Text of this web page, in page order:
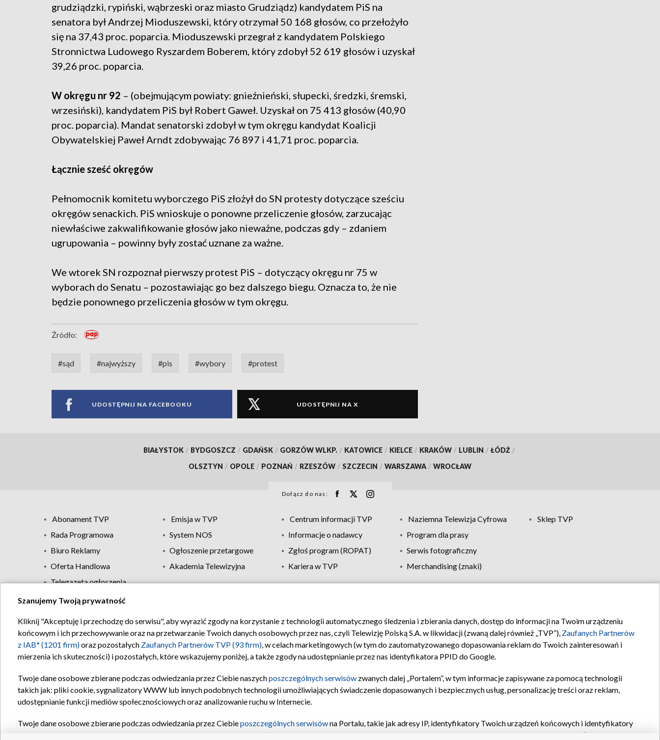
grudziądzki, rypiński, wąbrzeski oraz miasto Grudziądz) kandydatem PiS na
senatora był Andrzej Mioduszewski, który otrzymał 50 168 głosów, co przełożyło
się na 37,43 proc. poparcia. Mioduszewski przegrał z kandydatem Polskiego
Stronnictwa Ludowego Ryszardem Boberem, który zdobył 52 619 głosów i uzyskał
39,26 proc. poparcia.
W okręgu nr 92 – (obejmującym powiaty: gnieźnieński, słupecki, średzki, śremski,
wrzesiński), kandydatem PiS był Robert Gaweł. Uzyskał on 75 413 głosów (40,90
proc. poparcia). Mandat senatorski zdobył w tym okręgu kandydat Koalicji
Obywatelskiej Paweł Arndt zdobywając 76 897 i 41,71 proc. poparcia.
Łącznie sześć okręgów
Pełnomocnik komitetu wyborczego PiS złożył do SN protesty dotyczące sześciu
okręgów senackich. PiS wnioskuje o ponowne przeliczenie głosów, zarzucając
niewłaściwe zakwalifikowanie głosów jako nieważne, podczas gdy – zdaniem
ugrupowania – powinny były zostać uznane za ważne.
We wtorek SN rozpoznał pierwszy protest PiS – dotyczący okręgu nr 75 w
wyborach do Senatu – pozostawiając go bez dalszego biegu. Oznacza to, że nie
będzie ponownego przeliczenia głosów w tym okręgu.
Źródło:
#sąd #najwyższy #pis #wybory #protest
UDOSTĘPNIJ NA FACEBOOKU UDOSTĘPNIJ NA X
BIAŁYSTOK / BYDGOSZCZ / GDAŃSK / GORZÓW WLKP. / KATOWICE / KIELCE / KRAKÓW / LUBLIN / ŁÓDŹ /
OLSZTYN / OPOLE / POZNAŃ / RZESZÓW / SZCZECIN / WARSZAWA / WROCŁAW
Dołącz do nas:
Abonament TVP Emisja w TVP Centrum informacji TVP Naziemna Telewizja Cyfrowa
Sklep TVP
Rada Programowa
System NOS Informacje o nadawcy
Program dla prasy
Biuro Reklamy
Ogłoszenie przetargowe Zgłoś program (ROPAT)
Serwis fotograficzny
Oferta Handlowa
Akademia Telewizyjna Kariera w TVP
Merchandising (znaki)
Telegazeta ogłoszenia
Regulamin TVP Polityka prywatności Moje zgody Pomoc Biuro reklamy Kontakt
Szanujemy Twoją prywatność
Kliknij "Akceptuję i przechodzę do serwisu", aby wyrazić zgody na korzystanie z technologii automatycznego śledzenia i zbierania danych, dostęp do informacji na Twoim urządzeniu
końcowym i ich przechowywanie oraz na przetwarzanie Twoich danych osobowych przez nas, czyli Telewizję Polską S.A. w likwidacji (zwaną dalej również „TVP”), Zaufanych Partnerów
z IAB* (1201 firm)oraz pozostałych Zaufanych Partnerów TVP (93 firm), w celach marketingowych (w tym do zautomatyzowanego dopasowania reklam do Twoich zainteresowań i
mierzenia ich skuteczności) i pozostałych, które wskazujemy poniżej, a także zgody na udostępnianie przez nas identyfikatora PPID do Google.
Twoje dane osobowe zbierane podczas odwiedzania przez Ciebie naszychposzczególnych serwisów zwanych dalej „Portalem”, w tym informacje zapisywane za pomocą technologii
takich jak: pliki cookie, sygnalizatory WWW lub innych podobnych technologii umożliwiających świadczenie dopasowanych i bezpiecznych usług, personalizację treści oraz reklam,
udostępnianie funkcji mediów społecznościowych oraz analizowanie ruchu w Internecie.
Twoje dane osobowe zbierane podczas odwiedzania przez Ciebieposzczególnych serwisówna Portalu, takie jak adresy IP, identyfikatory Twoich urządzeń końcowych i identyfikatory
oraz pozostałych